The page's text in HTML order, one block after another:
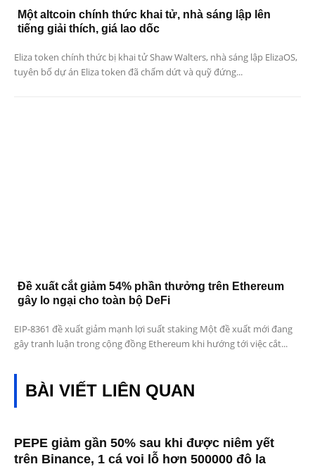
Một altcoin chính thức khai tử, nhà sáng lập lên
tiếng giải thích, giá lao dốc
Eliza token chính thức bị khai tử Shaw Walters, nhà sáng lập ElizaOS,
tuyên bố dự án Eliza token đã chấm dứt và quỹ đứng...
Đề xuất cắt giảm 54% phần thưởng trên Ethereum
gây lo ngại cho toàn bộ DeFi
EIP-8361 đề xuất giảm mạnh lợi suất staking Một đề xuất mới đang
gây tranh luận trong cộng đồng Ethereum khi hướng tới việc cắt...
BÀI VIẾT LIÊN QUAN
PEPE giảm gần 50% sau khi được niêm yết
trên Binance, 1 cá voi lỗ hơn 500000 đô la